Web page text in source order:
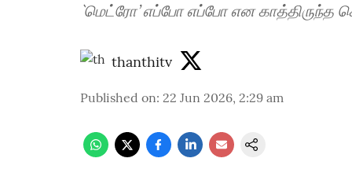
`மெட்ரோ’ எப்போ எப்போ என
thanthitv
Published on: 22 Jun 2026, 2:29 am